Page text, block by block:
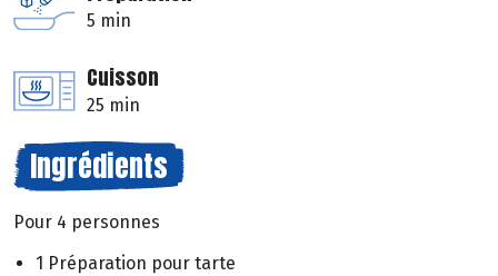
5 min
Cuisson
25 min
Ingrédients
Pour 4 personnes
1 Préparation pour tarte